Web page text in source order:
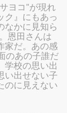
ヨコ"が現れ
ク』にもあっ
なかに見知ら
恩田さんは
家だ。あの感
のあの子誰だ
校の思い出
い出せない子
のに見えない